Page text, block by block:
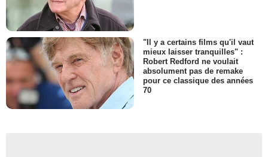
"Il y a certains films qu'il vaut
mieux laisser tranquilles" :
Robert Redford ne voulait
absolument pas de remake
pour ce classique des années
70